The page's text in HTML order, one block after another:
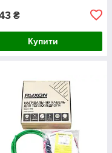
₴
Купити